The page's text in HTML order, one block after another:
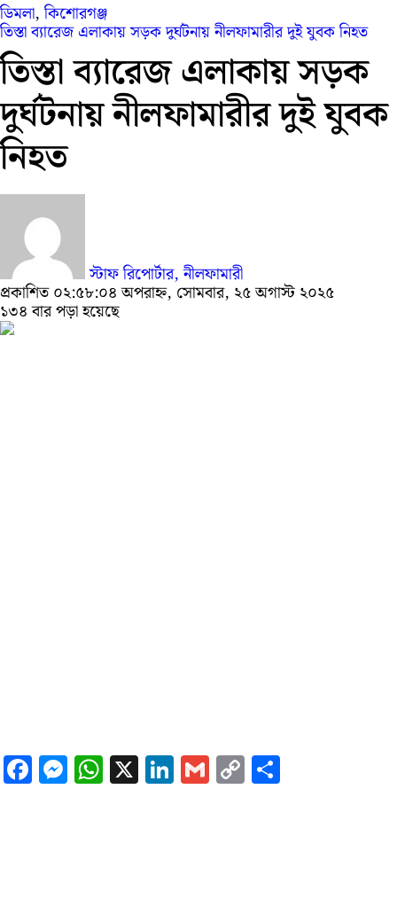
ডিমলা,কিশোরগঞ্জ
তিস্তা ব্যারেজ এলাকায় সড়ক দুর্ঘটনায় নীলফামারীর দুই যুবক নিহত
তিস্তা ব্যারেজ এলাকায় সড়ক
দুর্ঘটনায় নীলফামারীর দুই যুবক
নিহত
স্টাফ রিপোর্টার, নীলফামারী
প্রকাশিত ০২:৫৮:০৪ অপরাহ্ন, সোমবার, ২৫ অগাস্ট ২০২৫
১৩৪ বার পড়া হয়েছে
Facebook
Messenger
WhatsApp
X LinkedIn
GmailCopy